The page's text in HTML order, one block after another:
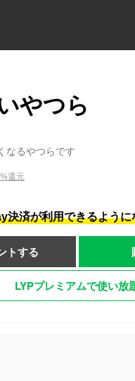
やつら
なるやつらです
還元
決済が利用できるように
トする
LYPプレミアムで使い放